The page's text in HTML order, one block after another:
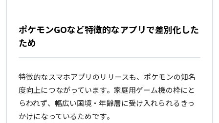
ポケモンGOなど特徴的なアプリで差別化した
ため
特徴的なスマホアプリのリリースも、ポケモンの知名
度向上につながっています。家庭用ゲーム機の枠にと
らわれず、幅広い国境・年齢層に受け入れられるきっ
かけになっているためです。